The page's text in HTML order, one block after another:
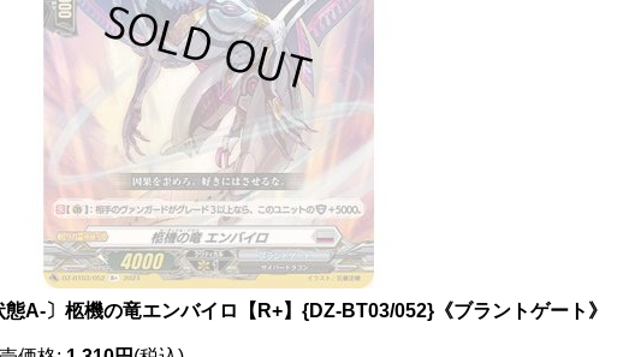
態A-〕柩機の竜エンバイロ【R+】{DZ-BT03/052}《ブラントゲート》